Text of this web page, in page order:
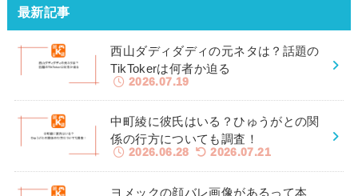
最新記事
西山ダディダディの元ネタは？話題の
TikTokerは何者か迫る
2026.07.19
中町綾に彼氏はいる？ひゅうがとの関
係の行方についても調査！
2026.06.28 2026.07.21
ヨメックの顔バレ画像があるって本